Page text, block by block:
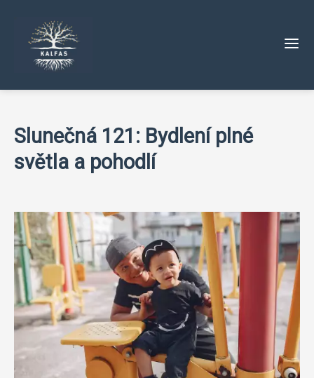
Slunečná 121: Bydlení plné
světla a pohodlí